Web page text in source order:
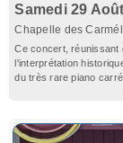
Samedi 29
Chapelle des
Ce concert, réunissant
l'interprétation
du très rare piano